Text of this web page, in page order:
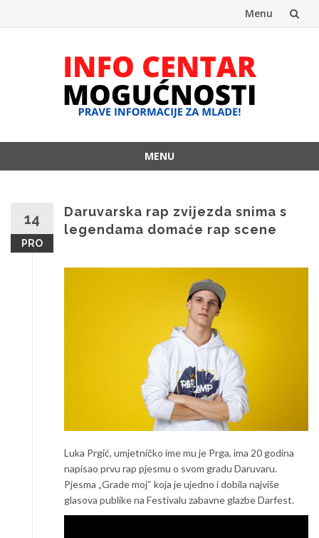
Menu
MENU
14
PRO
Daruvarska rap zvijezda snima s
legendama domaće rap scene
Luka Prgić, umjetničko ime mu je Prga, ima 20 godina
napisao prvu rap pjesmu o svom gradu Daruvaru.
Pjesma „Grade moj“ koja je ujedno i dobila najviše
glasova publike na Festivalu zabavne glazbe Darfest.